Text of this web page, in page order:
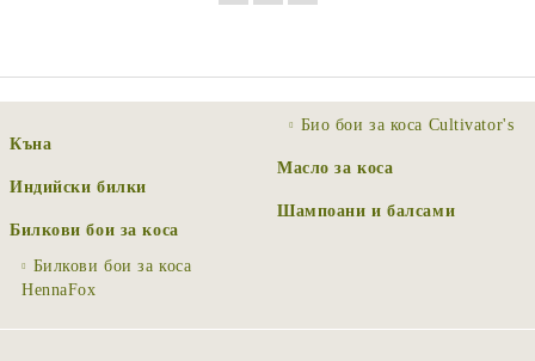
Къна
Индийски билки
Билкови бои за коса
Билкови бои за коса
HennaFox
Био бои за коса Cultivator's
Масло за коса
Шампоани и балсами